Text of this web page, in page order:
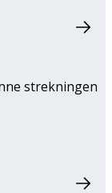
strekningen